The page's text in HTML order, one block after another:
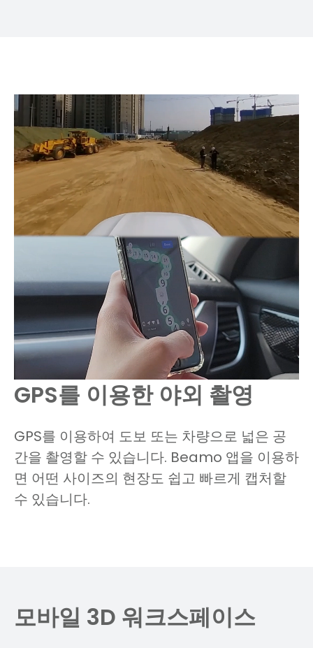
GPS를 이용한 야외 촬영
GPS를 이용하여 도보 또는 차량으로 넓은 공
간을 촬영할 수 있습니다. Beamo 앱을 이용하
면 어떤 사이즈의 현장도 쉽고 빠르게 캡처할
수 있습니다.
모바일 3D 워크스페이스